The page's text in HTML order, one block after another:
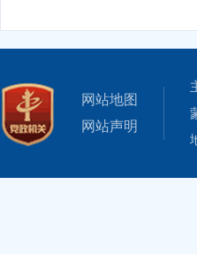
网站地图
网站声明